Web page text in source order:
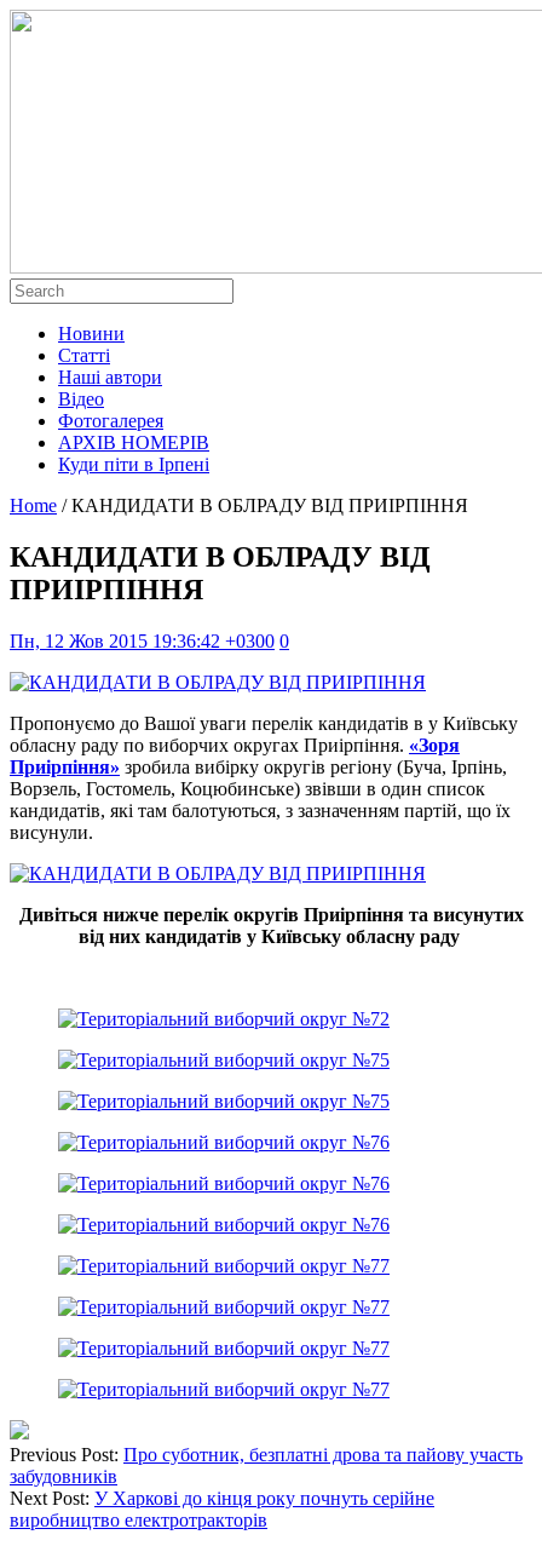
Новини
Статті
Наші автори
Відео
Фотогалерея
АРХІВ НОМЕРІВ
Куди піти в Ірпені
Home / КАНДИДАТИ В ОБЛРАДУ ВІД ПРИІРПІННЯ
КАНДИДАТИ В ОБЛРАДУ ВІД
ПРИІРПІННЯ
Пн, 12 Жов 2015 19:36:42 +0300 0
Пропонуємо до Вашої уваги перелік кандидатів в у Київську
обласну раду по виборчих округах Приірпіння. «Зоря
Приірпіння» зробила вибірку округів регіону (Буча, Ірпінь,
Ворзель, Гостомель, Коцюбинське) звівши в один список
кандидатів, які там балотуються, з зазначенням партій, що їх
висунули.
Дивіться нижче перелік округів Приірпіння та висунутих
від них кандидатів у Київську обласну раду
Previous Post: Про суботник, безплатні дрова та пайову участь
забудовників
Next Post: У Харкові до кінця року почнуть серійне
виробництво електротракторів